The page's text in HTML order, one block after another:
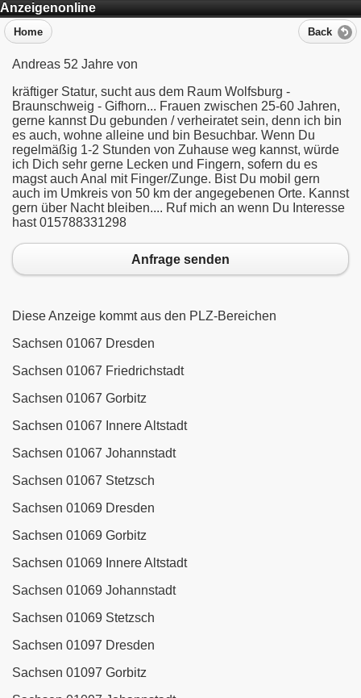
Anzeigenonline
Home Back
Andreas 52 Jahre von
kräftiger Statur, sucht aus dem Raum Wolfsburg -
Braunschweig - Gifhorn... Frauen zwischen 25-60 Jahren,
gerne kannst Du gebunden / verheiratet sein, denn ich bin
es auch, wohne alleine und bin Besuchbar. Wenn Du
regelmäßig 1-2 Stunden von Zuhause weg kannst, würde
ich Dich sehr gerne Lecken und Fingern, sofern du es
magst auch Anal mit Finger/Zunge. Bist Du mobil gern
auch im Umkreis von 50 km der angegebenen Orte. Kannst
gern über Nacht bleiben.... Ruf mich an wenn Du Interesse
hast 015788331298
Anfrage senden
Diese Anzeige kommt aus den PLZ-Bereichen
Sachsen 01067 Dresden
Sachsen 01067 Friedrichstadt
Sachsen 01067 Gorbitz
Sachsen 01067 Innere Altstadt
Sachsen 01067 Johannstadt
Sachsen 01067 Stetzsch
Sachsen 01069 Dresden
Sachsen 01069 Gorbitz
Sachsen 01069 Innere Altstadt
Sachsen 01069 Johannstadt
Sachsen 01069 Stetzsch
Sachsen 01097 Dresden
Sachsen 01097 Gorbitz